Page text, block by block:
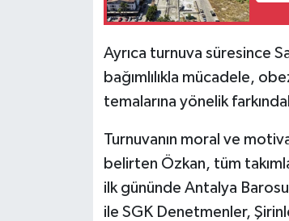
Ayrıca turnuva süresince
bağımlılıkla mücadele,
temalarına yönelik
Turnuvanın moral ve
belirten Özkan, tüm
ilk gününde Antalya Barosu
ile SGK Denetmenler,